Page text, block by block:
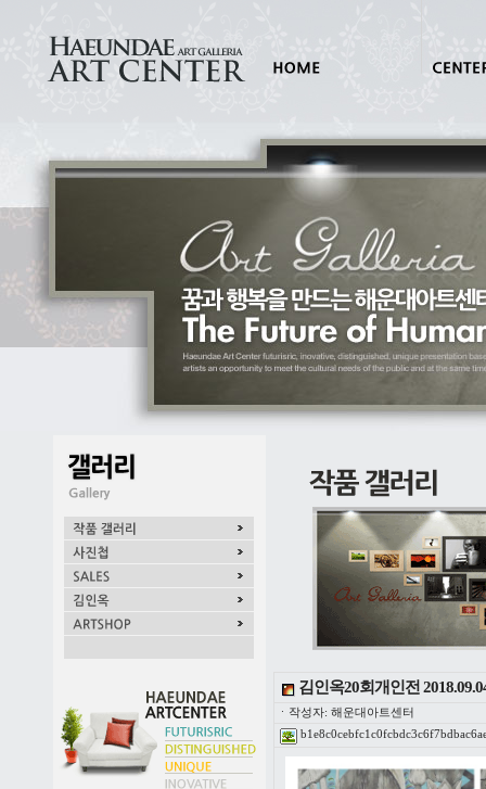
김인옥20회개인전
ㆍ작성자: 해운대아트센터